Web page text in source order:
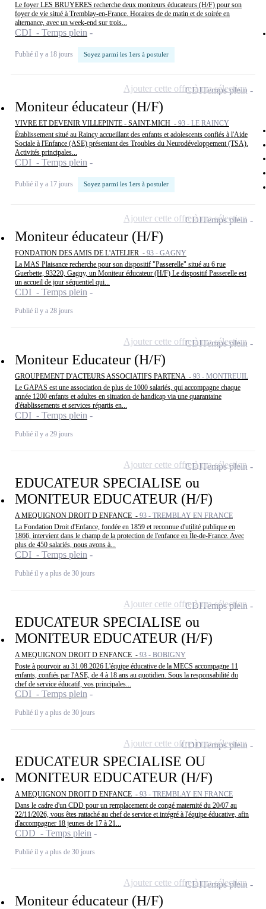
Le foyer LES BRUYERES recherche deux moniteurs éducateurs (H/F) pour son
foyer de vie situé à Tremblay-en-France. Horaires de de matin et de soirée en
alternance, avec un week-end sur trois...
CDI - Temps plein
Publié il y a 18 jours Soyez parmi les 1ers à postuler
Moniteur éducateur (H/F)
VIVRE ET DEVENIR VILLEPINTE - SAINT-MICH - 93 - LE RAINCY
Établissement situé au Raincy accueillant des enfants et adolescents confiés à l'Aide
Sociale à l'Enfance (ASE) présentant des Troubles du Neurodéveloppement (TSA).
Activités principales...
CDI - Temps plein
Publié il y a 17 jours Soyez parmi les 1ers à postuler
CDITemps plein
Ajouter cette offre à ma sélection
Moniteur éducateur (H/F)
FONDATION DES AMIS DE L'ATELIER - 93 - GAGNY
La MAS Plaisance recherche pour son dispositif "Passerelle" situé au 6 rue
Guerbette, 93220, Gagny, un Moniteur éducateur (H/F) Le dispositif Passerelle est
un accueil de jour séquentiel qui...
CDI - Temps plein
Publié il y a 28 jours
CDITemps plein
Ajouter cette offre à ma sélection
Moniteur Educateur (H/F)
GROUPEMENT D'ACTEURS ASSOCIATIFS PARTENA - 93 - MONTREUIL
Le GAPAS est une association de plus de 1000 salariés, qui accompagne chaque
année 1200 enfants et adultes en situation de handicap via une quarantaine
d'établissements et services répartis en...
CDI - Temps plein
Publié il y a 29 jours
CDITemps plein
Ajouter cette offre à ma sélection
EDUCATEUR SPECIALISE ou
MONITEUR EDUCATEUR (H/F)
A MEQUIGNON DROIT D ENFANCE - 93 - TREMBLAY EN FRANCE
La Fondation Droit d'Enfance, fondée en 1859 et reconnue d'utilité publique en
1866, intervient dans le champ de la protection de l'enfance en Île-de-France. Avec
plus de 450 salariés, nous avons à...
CDI - Temps plein
Publié il y a plus de 30 jours
CDITemps plein
Ajouter cette offre à ma sélection
EDUCATEUR SPECIALISE ou
MONITEUR EDUCATEUR (H/F)
A MEQUIGNON DROIT D ENFANCE - 93 - BOBIGNY
Poste à pourvoir au 31.08.2026 L'équipe éducative de la MECS accompagne 11
enfants, confiés par l'ASE, de 4 à 18 ans au quotidien. Sous la responsabilité du
chef de service éducatif, vos principales...
CDI - Temps plein
Publié il y a plus de 30 jours
CDITemps plein
Ajouter cette offre à ma sélection
EDUCATEUR SPECIALISE OU
MONITEUR EDUCATEUR (H/F)
A MEQUIGNON DROIT D ENFANCE - 93 - TREMBLAY EN FRANCE
Dans le cadre d'un CDD pour un remplacement de congé maternité du 20/07 au
22/11/2026, vous êtes rattaché au chef de service et intégré à l'équipe éducative, afin
d'accompagner 18 jeunes de 17 à 21...
CDD - Temps plein
Publié il y a plus de 30 jours
CDDTemps plein
Ajouter cette offre à ma sélection
Moniteur éducateur (H/F)
CDITemps plein
Ajouter cette offre à ma sélection